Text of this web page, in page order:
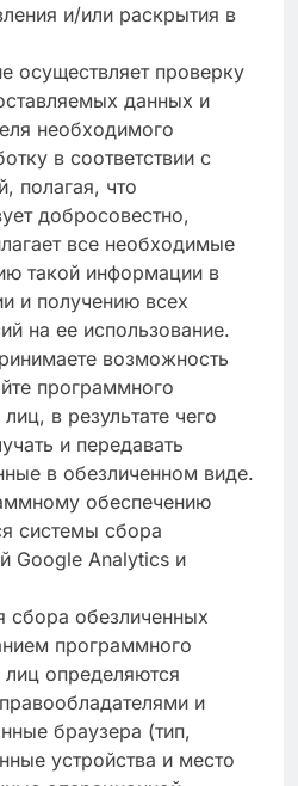
и/или раскрытия в
осуществляет проверку
данных и
необходимого
в соответствии с
полагая, что
добросовестно,
все необходимые
такой информации в
и получению всех
на ее использование.
возможность
программного
в результате чего
и передавать
в обезличенном виде.
обеспечению
системы сбора
Google Analytics и
сбора обезличенных
программного
лиц определяются
и
браузера (тип,
устройства и место